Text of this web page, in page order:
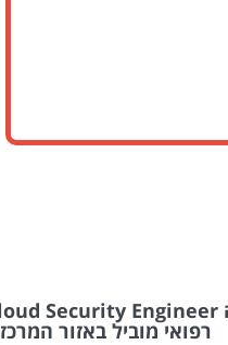
רפואי מוביל באזור המרכז